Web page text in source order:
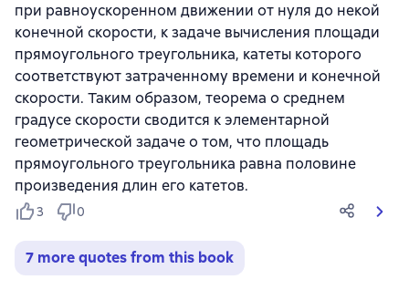
при равноускоренном движении от нуля до некой
конечной скорости, к задаче вычисления площади
прямоугольного треугольника, катеты которого
соответствуют затраченному времени и конечной
скорости. Таким образом, теорема о среднем
градусе скорости сводится к элементарной
геометрической задаче о том, что площадь
прямоугольного треугольника равна половине
произведения длин его катетов.
3 0
7 more quotes from this book